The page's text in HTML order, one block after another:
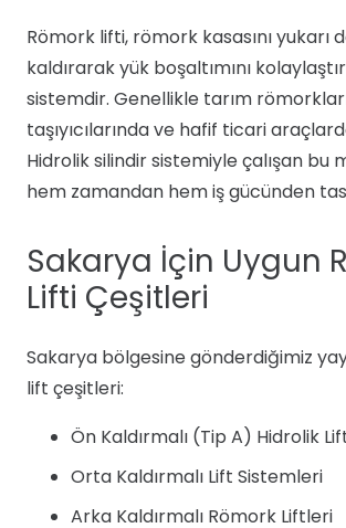
Römork lifti, römork kasasını yukarı
kaldırarak yük boşaltımını
sistemdir. Genellikle tarım
taşıyıcılarında ve hafif ticari
Hidrolik silindir sistemiyle çalışan bu
hem zamandan hem iş gücünden
Sakarya İçin Uygun
Lifti Çeşitleri
Sakarya bölgesine gönderdiğimiz
lift çeşitleri:
Ön Kaldırmalı (Tip A) Hidrolik
Orta Kaldırmalı Lift Sistemleri
Arka Kaldırmalı Römork Liftleri